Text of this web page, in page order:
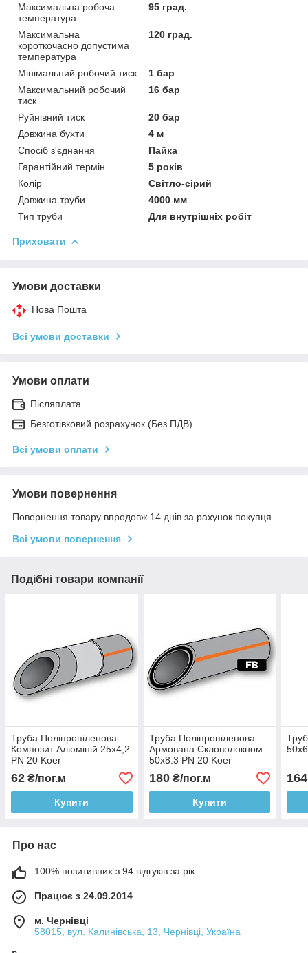
Максимальна робоча
температура
95 град.
Максимальна
короткочасно допустима
температура
120 град.
Мінімальний робочий тиск
1 бар
Максимальний робочий
тиск
16 бар
Руйнівний тиск
20 бар
Довжина бухти
4 м
Спосіб з'єднання
Пайка
Гарантійний термін
5 років
Колір
Світло-сірий
Довжина труби
4000 мм
Тип труби
Для внутрішніх робіт
Приховати
Умови доставки
Нова Пошта
Всі умови доставки
Умови оплати
Післяплата
Безготівковий розрахунок (Без ПДВ)
Всі умови оплати
Умови повернення
Повернення товару впродовж 14 днів за рахунок покупця
Всі умови повернення
Подібні товари компанії
Труба Поліпропіленова
Композит Алюміній 25х4,2
PN 20 Koer
62 ₴/пог.м
Купити
Труба Поліпропіленова
Армована Скловолокном
50х8.3 PN 20 Koer
180₴/пог.м
Купити
164
Про нас
100% позитивних з 94 відгуків за рік
Працює з 24.09.2014
м. Чернівці
58015, вул. Калинівська, 13, Чернівці, Україна